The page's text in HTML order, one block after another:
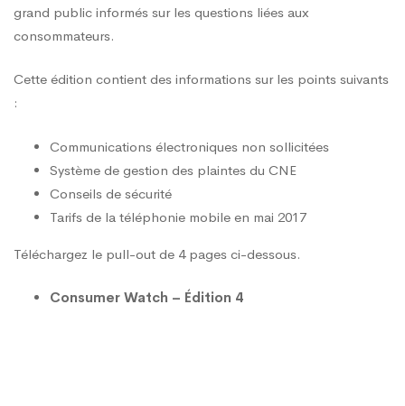
4
grand public informés sur les questions liées aux
consommateurs.
Cette édition contient des informations sur les points suivants
:
Communications électroniques non sollicitées
Système de gestion des plaintes du CNE
Conseils de sécurité
Tarifs de la téléphonie mobile en mai 2017
Téléchargez le pull-out de 4 pages ci-dessous.
Consumer Watch – Édition 4